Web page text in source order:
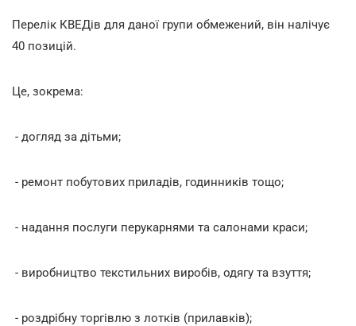
Перелік КВЕДів для даної групи обмежений, він налічує
40 позицій.
Це, зокрема:
- догляд за дітьми;
- ремонт побутових приладів, годинників тощо;
- надання послуги перукарнями та салонами краси;
- виробництво текстильних виробів, одягу та взуття;
- роздрібну торгівлю з лотків (прилавків);